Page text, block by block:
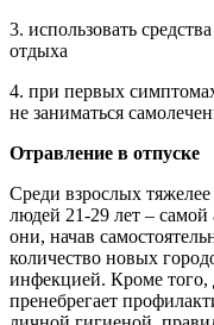
3. использовать
отдыха
4. при первых
не заниматься
Отравление в отпуске
Среди взрослых
людей 21-29 лет –
они, начав
количество новых
инфекцией. Кроме того,
пренебрегает